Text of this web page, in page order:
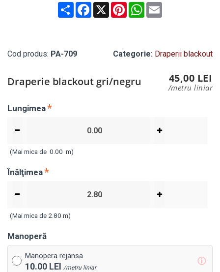
ShareFacebook
X PinterestWhatsApp
Email
Cod produs: PA-709 Categorie: Draperii blackout
Draperie blackout gri/negru 45,00 LEI
/metru liniar
Lungimea
(Mai mica de 0.00 m)
Înălţimea
(Mai mica de 2.80 m)
Manoperă
Manopera rejansa
10.00 LEI /metru liniar
ⓘ